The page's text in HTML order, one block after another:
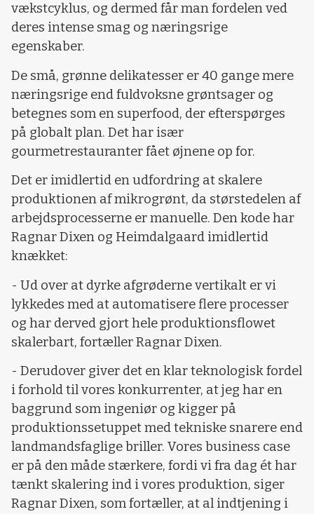
vækstcyklus, og dermed får man fordelen ved
deres intense smag og næringsrige
egenskaber.
De små, grønne delikatesser er 40 gange mere
næringsrige end fuldvoksne grøntsager og
betegnes som en superfood, der efterspørges
på globalt plan. Det har især
gourmetrestauranter fået øjnene op for.
Det er imidlertid en udfordring at skalere
produktionen af mikrogrønt, da størstedelen af
arbejdsprocesserne er manuelle. Den kode har
Ragnar Dixen og Heimdalgaard imidlertid
knækket:
- Ud over at dyrke afgrøderne vertikalt er vi
lykkedes med at automatisere flere processer
og har derved gjort hele produktionsflowet
skalerbart, fortæller Ragnar Dixen.
- Derudover giver det en klar teknologisk fordel
i forhold til vores konkurrenter, at jeg har en
baggrund som ingeniør og kigger på
produktionssetuppet med tekniske snarere end
landmandsfaglige briller. Vores business case
er på den måde stærkere, fordi vi fra dag ét har
tænkt skalering ind i vores produktion, siger
Ragnar Dixen, som fortæller, at al indtjening i